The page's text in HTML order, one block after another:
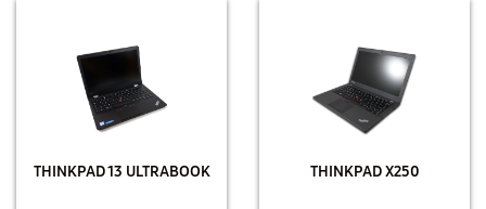
THINKPAD 13 ULTRABOOK THINKPAD X250